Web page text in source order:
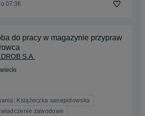
07:36
do pracy w magazynie przypraw
S.A.
Książeczka sanepidowska
zawodowe